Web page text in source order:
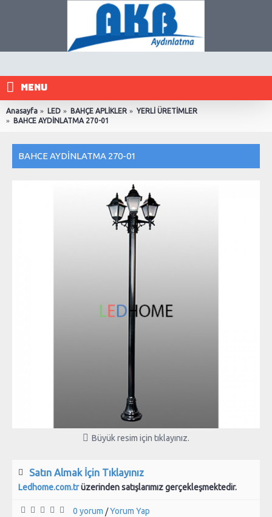
MENU
Anasayfa LED BAHÇE APLİKLER
YERLİ ÜRETİMLER
BAHCE AYDİNLATMA 270-01
BAHCE AYDİNLATMA 270-01
Büyük resim için tıklayınız.
Satın Almak İçin Tıklayınız
Ledhome.com.trüzerinden satışlarımız gerçekleşmektedir.
0 yorum /Yorum Yap